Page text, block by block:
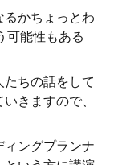
かちょっとわ
可能性もある
ちの話をして
きますので、
ィングプランナ